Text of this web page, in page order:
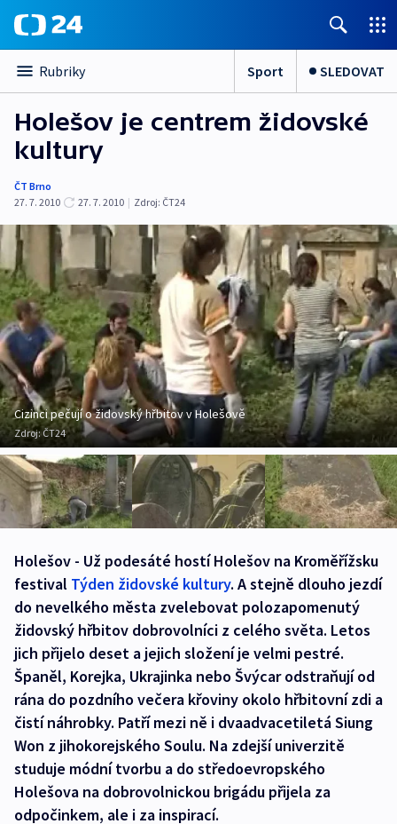
Rubriky Sport SLEDOVAT
Holešov je centrem židovské
kultury
ČT Brno
27. 7. 2010
27. 7. 2010 | Zdroj: ČT24
Cizinci pečují o židovský hřbitov v Holešově
Zdroj:ČT24
Holešov - Už podesáté hostí Holešov na Kroměřížsku
festival Týden židovské kultury. A stejně dlouho jezdí
do nevelkého města zvelebovat polozapomenutý
židovský hřbitov dobrovolníci z celého světa. Letos
jich přijelo deset a jejich složení je velmi pestré.
Španěl, Korejka, Ukrajinka nebo Švýcar odstraňují od
rána do pozdního večera křoviny okolo hřbitovní zdi a
čistí náhrobky. Patří mezi ně i dvaadvacetiletá Siung
Won z jihokorejského Soulu. Na zdejší univerzitě
studuje módní tvorbu a do středoevropského
Holešova na dobrovolnickou brigádu přijela za
odpočinkem, ale i za inspirací.